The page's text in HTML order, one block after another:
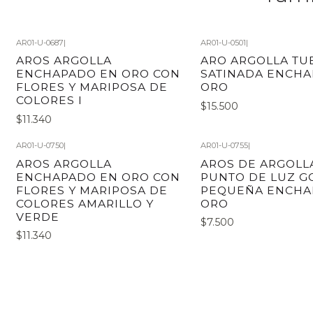
AR01-U-0687|
AROS ARGOLLA
ENCHAPADO EN ORO CON
FLORES Y MARIPOSA DE
COLORES I
$11.340
AR01-U-0501|
ARO ARGOLLA
SATINADA
ORO
$15.500
AR01-U-0750|
AROS ARGOLLA
ENCHAPADO EN ORO CON
FLORES Y MARIPOSA DE
COLORES AMARILLO Y
VERDE
$11.340
AR01-U-0755|
AROS DE
PUNTO DE LUZ
PEQUEÑA
ORO
$7.500